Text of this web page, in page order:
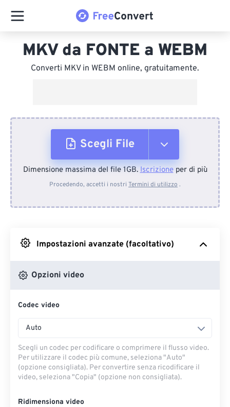
MKV da FONTE a WEBM
Converti MKV in WEBM online, gratuitamente.
Scegli File
Dal dispositivo
Da Google Drive
Dimensione massima del file 1GB.Iscrizioneper di più
Procedendo, accetti i nostri Termini di utilizzo .
Impostazioni avanzate (facoltativo)
Opzioni video
Codec video
Auto
Scegli un codec per codificare o comprimere il flusso video.
Per utilizzare il codec più comune, seleziona "Auto"
(opzione consigliata). Per convertire senza ricodificare il
video, seleziona "Copia" (opzione non consigliata).
Ridimensiona video